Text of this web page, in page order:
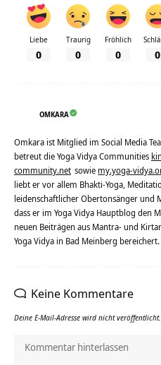
Liebe
0
Traurig
0
Fröhlich
0 0
OMKARA
Omkara ist Mitglied im Social Media
betreut die Yoga Vidya Communities
community.net sowie my.yoga-
liebt er vor allem Bhakti-Yoga,
leidenschaftlicher Obertonsänger und
dass er im Yoga Vidya Hauptblog den
neuen Beiträgen aus Mantra- und
Yoga Vidya in Bad Meinberg bereichert.
Keine Kommentare
Deine E-Mail-Adresse wird nicht veröffentlicht.